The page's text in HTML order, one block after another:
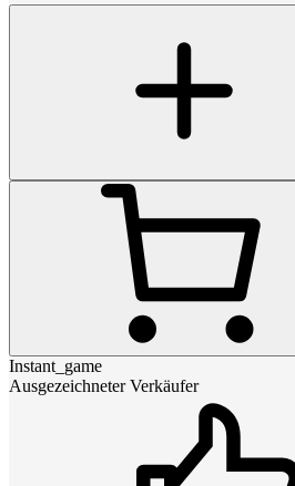
Instant_game
Ausgezeichneter Verkäufer